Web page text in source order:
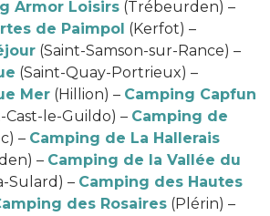
Armor Loisirs (Trébeurden) –
de Paimpol (Kerfot) –
(Saint-Samson-sur-Rance) –
(Saint-Quay-Portrieux) –
Mer (Hillion) – Camping Capfun
Cast-le-Guildo) – Camping de
– Camping de La Hallerais
– Camping de la Vallée du
Sulard) – Camping des Hautes
des Rosaires (Plérin) –